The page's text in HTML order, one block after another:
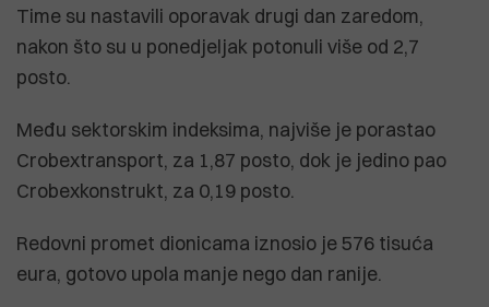
Time su nastavili oporavak drugi dan zaredom,
nakon što su u ponedjeljak potonuli više od 2,7
posto.
Među sektorskim indeksima, najviše je porastao
Crobextransport, za 1,87 posto, dok je jedino pao
Crobexkonstrukt, za 0,19 posto.
Redovni promet dionicama iznosio je 576 tisuća
eura, gotovo upola manje nego dan ranije.